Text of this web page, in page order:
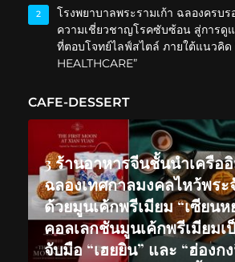
2
โรงพยาบาลพระรามเก้า ฉลองครบ
ความเชี่ยวชาญโรคซับซ้อน สู่การดู
ที่ตอบโจทย์ไลฟ์สไตล์ ภายใต้แนวคิด
HEALTHCARE”
CAFE-DESSERT
3 ร้านอาหารจีนชั้นนำเครือ
ฉลองเทศกาลมงคลไหว้พระ
ด้วยมูนเค้กพรีเมียม “เซียนห
คอลเลกชันมูนเค้กพรีเมียมเ
จับมือ “เฮยยิน” และ “ฮ่องก